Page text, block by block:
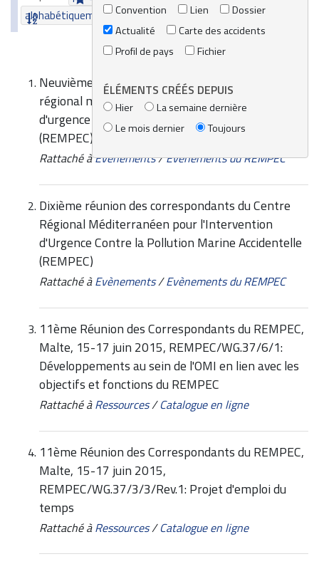
Convention
Lien
Dossier
Actualité
Carte des accidents
Profil de pays
Fichier
ÉLÉMENTS CRÉÉS DEPUIS
Hier
La semaine dernière
Le mois dernier
Toujours
alphabétiquement
Neuvième réunion des correspondants du Centre
régional méditerranéen pour l'intervention
d'urgence contre la pollution marine accidentelle
(REMPEC)
Rattaché àEvènements/Evènements du REMPEC
Dixième réunion des correspondants du Centre
Régional Méditerranéen pour l'Intervention
d'Urgence Contre la Pollution Marine Accidentelle
(REMPEC)
Rattaché à Evènements/Evènements du REMPEC
11ème Réunion des Correspondants du REMPEC,
Malte, 15-17 juin 2015, REMPEC/WG.37/6/1:
Développements au sein de l'OMI en lien avec les
objectifs et fonctions du REMPEC
Rattaché à Ressources/Catalogue en ligne
11ème Réunion des Correspondants du REMPEC,
Malte, 15-17 juin 2015,
REMPEC/WG.37/3/3/Rev.1: Projet d'emploi du
temps
Rattaché à Ressources/Catalogue en ligne